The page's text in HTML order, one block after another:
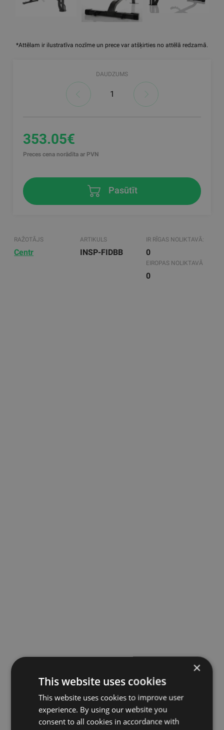
*Attēlam ir ilustratīva nozīme un prece var atšķirties no attēlā redzamā.
DAUDZUMS
353.05€
Preces cena norādīta ar PVN
Pasūtīt
RAŽOTĀJS
Centr
ARTIKULS
INSP-FIDBB
IR RĪGAS NOLIKTAVĀ:
0
EIROPAS NOLIKTAVĀ
0
×
This website uses cookies
This website uses cookies to improve user
experience. By using our website you
consent to all cookies in accordance with